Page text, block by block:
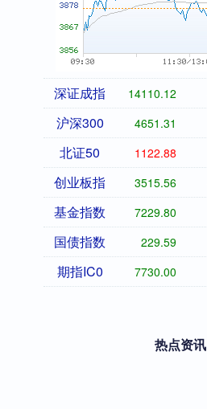
深证成指 14110.12
沪深300 4651.31
北证50 1122.88
创业板指 3515.56
基金指数 7229.80
国债指数 229.59
期指IC0 7730.00
热点资讯